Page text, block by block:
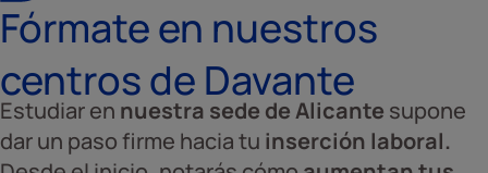
Fórmate en nuestros
centros de Davante
Estudiar en nuestra sede de Alicante supone
dar un paso firme hacia tu inserción laboral.